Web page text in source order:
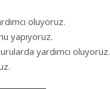
oluyoruz.
yapıyoruz.
yardımcı oluyoruz.